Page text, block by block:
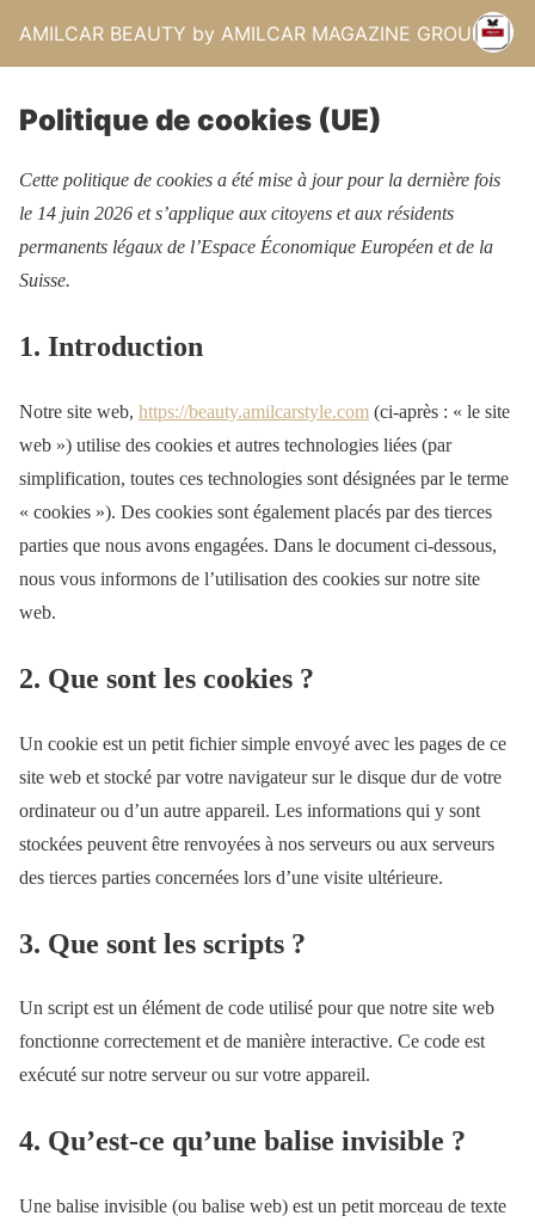
AMILCAR BEAUTY by AMILCAR MAGAZINE GROUP.
Politique de cookies (UE)
Cette politique de cookies a été mise à jour pour la dernière fois
le 14 juin 2026 et s’applique aux citoyens et aux résidents
permanents légaux de l’Espace Économique Européen et de la
Suisse.
1. Introduction
Notre site web, https://beauty.amilcarstyle.com (ci-après : « le site
web ») utilise des cookies et autres technologies liées (par
simplification, toutes ces technologies sont désignées par le terme
« cookies »). Des cookies sont également placés par des tierces
parties que nous avons engagées. Dans le document ci-dessous,
nous vous informons de l’utilisation des cookies sur notre site
web.
2. Que sont les cookies ?
Un cookie est un petit fichier simple envoyé avec les pages de ce
site web et stocké par votre navigateur sur le disque dur de votre
ordinateur ou d’un autre appareil. Les informations qui y sont
stockées peuvent être renvoyées à nos serveurs ou aux serveurs
des tierces parties concernées lors d’une visite ultérieure.
3. Que sont les scripts ?
Un script est un élément de code utilisé pour que notre site web
fonctionne correctement et de manière interactive. Ce code est
exécuté sur notre serveur ou sur votre appareil.
4. Qu’est-ce qu’une balise invisible ?
Une balise invisible (ou balise web) est un petit morceau de texte